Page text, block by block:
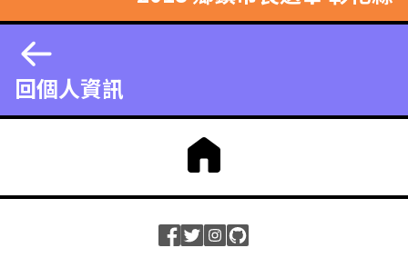
回個人資訊